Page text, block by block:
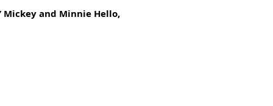
Mickey and Minnie Hello,